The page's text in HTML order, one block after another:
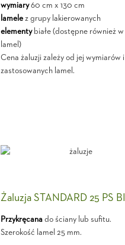
wymiary60 cm x 130 cm
lamelez grupy lakierowanych
elementybiałe (dostępne również w
lamel)
Cena żaluzji zależy od jej wymiarów i
zastosowanych lamel.
Żaluzja STANDARD 25 PS
Przykręcanado ściany lub sufitu.
Szerokość lamel 25 mm.